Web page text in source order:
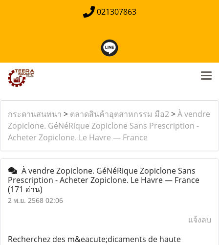
021307863
กระดานสนทนา > ตลาดสินค้าอุตสาหกรรม มือ2>À vendre
Zopiclone. GéNéRique Zopiclone Sans Prescription -
Acheter Zopiclone. Le Havre — France
À vendre Zopiclone. GéNéRique Zopiclone Sans
Prescription - Acheter Zopiclone. Le Havre — France
(171 อ่าน)
2 พ.ย. 2568 02:06
แจ้งลบ
Recherchez des m&eacute;dicaments de haute